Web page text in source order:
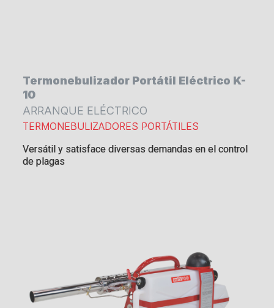
Termonebulizador Portátil Eléctrico K-
10
ARRANQUE ELÉCTRICO
TERMONEBULIZADORES PORTÁTILES
Versátil y satisface diversas demandas en el control
de plagas